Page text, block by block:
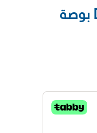
شاشة ألعاب Dahua DHI-LM27-E231 27 بوصة